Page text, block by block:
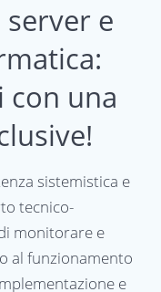
e
con una
sistemistica e
tecnico-
monitorare e
al funzionamento
e